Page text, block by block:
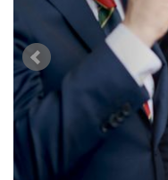
ABO
AUSGABE
ARCHIV
BÜCHER
WEINSZENE
PORTRAITS
VINOPHILES
ARCHIV
ANMELDEN
AWARDS
GEWINNSPIELE
TRINKREIFETABELLE
ABO